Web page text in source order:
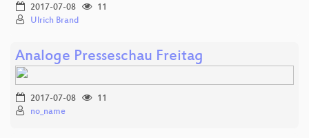
2017-07-08
11
Ulrich Brand
Analoge Presseschau Freitag
2017-07-08
11
no_name